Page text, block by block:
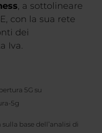
, a sottolineare
con la sua rete
dei
Iva.
5G su
5g
base dell’analisi di